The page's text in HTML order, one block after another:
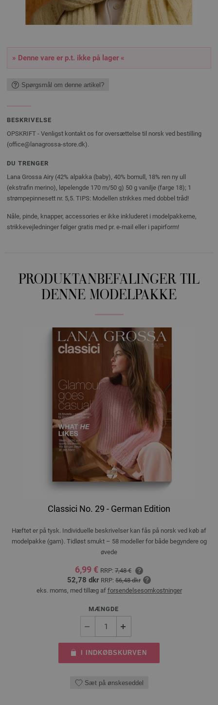
» Denne vare er p.t. ikke på lager «
Spørgsmål om denne artikel?
BESKRIVELSE
OPSKRIFT - Venligst kontakt os for oversættelse til norsk ved bestilling
(office@lanagrossa-store.dk).
DU TRENGER
Lana Grossa Airy (42% alpakka (baby), 40% bomull, 18% ren ny ull
(ekstrafin merino), løpelengde 170 m/50 g) 50 g vanilje (farge 18); 1
strømpepinnesett nr. 5,5. TIPS: Modellen strikkes med dobbel tråd!
Nåle, pinde, knapper, accessories er ikke inkluderet i modelpakkerne,
strikkevejledninger følger gratis med pr. e-mail eller i papirform!
PRODUKTANBEFALINGER TIL
DENNE MODELPAKKE
Classici No. 29 - German Edition
Hæftet er på tysk. Individuelle beskrivelser kan fås på norsk ved køb af
modelpakke (garn). Tidløst smukt – 58 modeller for både begyndere og
øvede
6,99 € RRP: 7,48 €
52,78 dkr RRP: 56,48 dkr
eks. moms, med tillæg af forsendelsesomkostninger
MÆNGDE
I INDKØBSKURVEN
Sæt på ønskeseddel